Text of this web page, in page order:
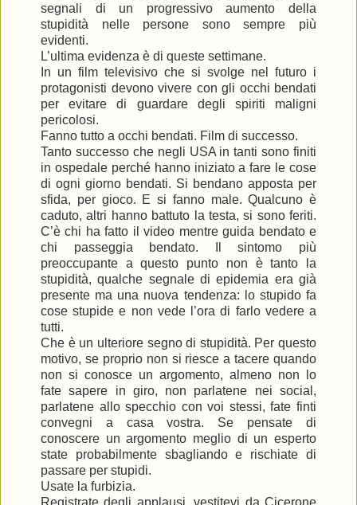
segnali di un progressivo aumento della
stupidità nelle persone sono sempre più
evidenti.
L’ultima evidenza è di queste settimane.
In un film televisivo che si svolge nel futuro i
protagonisti devono vivere con gli occhi bendati
per evitare di guardare degli spiriti maligni
pericolosi.
Fanno tutto a occhi bendati. Film di successo.
Tanto successo che negli USA in tanti sono finiti
in ospedale perché hanno iniziato a fare le cose
di ogni giorno bendati. Si bendano apposta per
sfida, per gioco. E si fanno male. Qualcuno è
caduto, altri hanno battuto la testa, si sono feriti.
C’è chi ha fatto il video mentre guida bendato e
chi passeggia bendato. Il sintomo più
preoccupante a questo punto non è tanto la
stupidità, qualche segnale di epidemia era già
presente ma una nuova tendenza: lo stupido fa
cose stupide e non vede l’ora di farlo vedere a
tutti.
Che è un ulteriore segno di stupidità. Per questo
motivo, se proprio non si riesce a tacere quando
non si conosce un argomento, almeno non lo
fate sapere in giro, non parlatene nei social,
parlatene allo specchio con voi stessi, fate finti
convegni a casa vostra. Se pensate di
conoscere un argomento meglio di un esperto
state probabilmente sbagliando e rischiate di
passare per stupidi.
Usate la furbizia.
Registrate degli applausi, vestitevi da Cicerone